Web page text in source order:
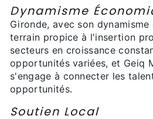
Dynamisme
Gironde, avec son
terrain propice à l'insertion
secteurs en croissance
opportunités variées, et Geiq
s'engage à connecter les
opportunités.
Soutien Local